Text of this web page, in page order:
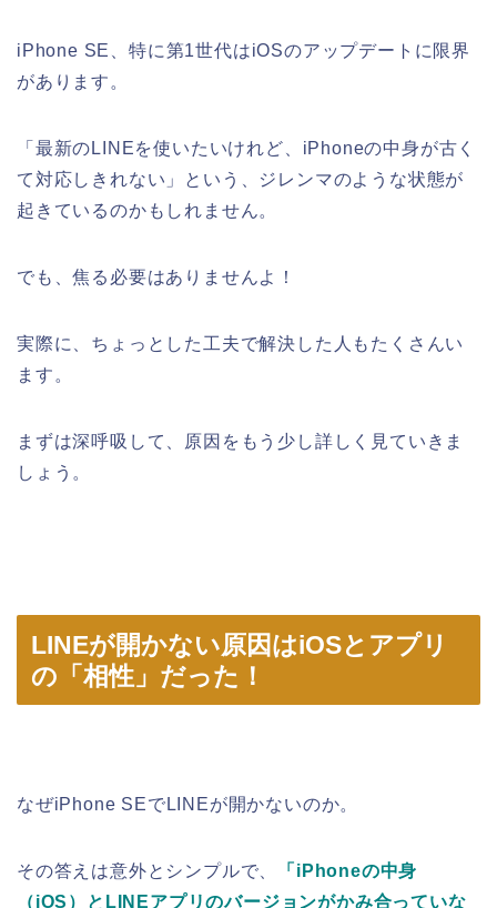
iPhone SE、特に第1世代はiOSのアップデートに限界
があります。
「最新のLINEを使いたいけれど、iPhoneの中身が古く
て対応しきれない」という、ジレンマのような状態が
起きているのかもしれません。
でも、焦る必要はありませんよ！
実際に、ちょっとした工夫で解決した人もたくさんい
ます。
まずは深呼吸して、原因をもう少し詳しく見ていきま
しょう。
LINEが開かない原因はiOSとアプリ
の「相性」だった！
なぜiPhone SEでLINEが開かないのか。
その答えは意外とシンプルで、
「iPhoneの中身
（iOS）とLINEアプリのバージョンがかみ合っていな